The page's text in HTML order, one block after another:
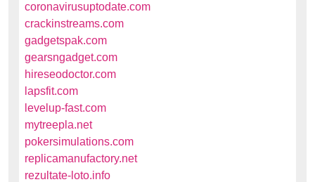
coronavirusuptodate.com
crackinstreams.com
gadgetspak.com
gearsngadget.com
hireseodoctor.com
lapsfit.com
levelup-fast.com
mytreepla.net
pokersimulations.com
replicamanufactory.net
rezultate-loto.info